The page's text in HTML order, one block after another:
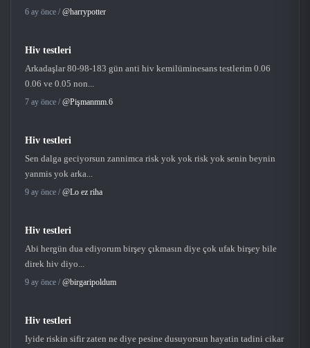
6 ay önce / @harrypotter
Hiv testleri
Arkadaşlar 80-98-183 gün anti hiv kemilüminesans testlerim 0.06
0.06 ve 0.05 non...
7 ay önce / @Pişmanmm.6
Hiv testleri
Sen dalga geciyorsun zannimca risk yok yok risk yok senin beynin
yanmis yok arka...
9 ay önce / @Lo ez riha
Hiv testleri
Abi hergün dua ediyorum birşey çıkmasın diye çok ufak birşey bile
direk hiv diyo...
9 ay önce / @birgaripoldum
Hiv testleri
Iyide riskin sifir zaten ne diye pesine dusuyorsun hayatin tadini cikar